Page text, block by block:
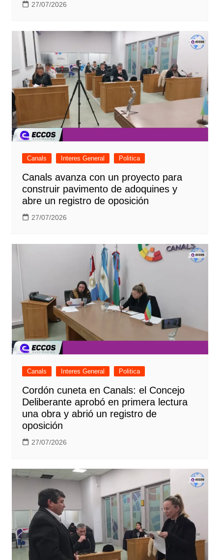
27/07/2026
Canals Interes General Politica
Canals avanza con un proyecto para
construir pavimento de adoquines y
abre un registro de oposición
27/07/2026
Canals Interes General Politica
Cordón cuneta en Canals: el Concejo
Deliberante aprobó en primera lectura
una obra y abrió un registro de
oposición
27/07/2026